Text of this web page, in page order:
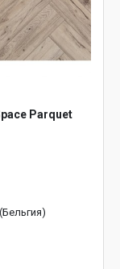
Parquet